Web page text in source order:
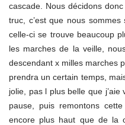
cascade. Nous décidons
truc, c’est que nous
celle-ci se trouve beaucoup
les marches de la veille,
descendant x milles marches
prendra un certain temps,
jolie, pas l plus belle que
pause, puis remontons
encore plus haut que de la